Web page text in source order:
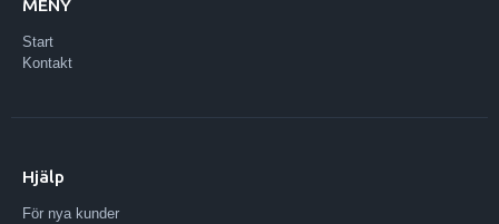
MENY
Start
Kontakt
Hjälp
För nya kunder